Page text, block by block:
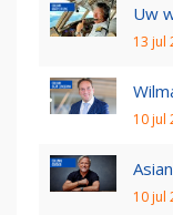
Uw
13 jul
10 jul
10 jul